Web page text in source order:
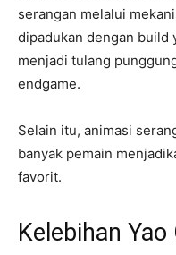
serangan melalui
dipadukan dengan build
menjadi tulang
endgame.
Selain itu, animasi
banyak pemain
favorit.
Kelebihan Yao